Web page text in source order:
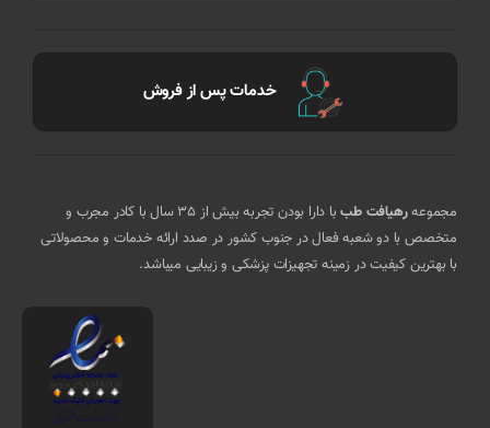
خدمات پس از فروش
مجموعهرهیافت طب
با دارا بودن تجربه بیش از 35 سال با کادر مجرب و
متخصص با دو شعبه فعال در جنوب کشور در صدد ارائه خدمات و محصولاتی
با بهترین کیفیت در زمینه تجهیزات پزشکی و زیبایی میباشد.